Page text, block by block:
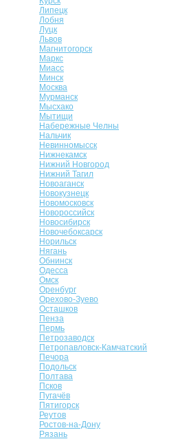
Липецк
Лобня
Луцк
Львов
Магнитогорск
Маркс
Миасс
Минск
Москва
Мурманск
Мысхако
Мытищи
Набережные Челны
Нальчик
Невинномысск
Нижнекамск
Нижний Новгород
Нижний Тагил
Новоаганск
Новокузнецк
Новомосковск
Новороссийск
Новосибирск
Новочебоксарск
Норильск
Нягань
Обнинск
Одесса
Омск
Оренбург
Орехово-Зуево
Осташков
Пенза
Пермь
Петрозаводск
Петропавловск-Камчатский
Печора
Подольск
Полтава
Псков
Пугачёв
Пятигорск
Реутов
Ростов-на-Дону
Рязань